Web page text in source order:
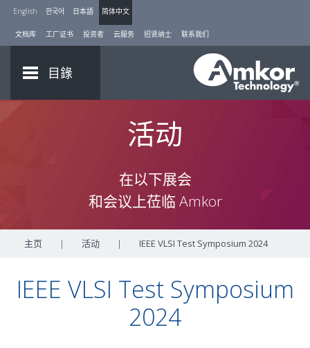
English 한국어 日本語 简体中文
文档库 工厂证书 投资者 云服务 招贤纳士 联系我们
目錄
活动
在以下展会
和会议上莅临 Amkor
主页 | 活动 | IEEE VLSI Test Symposium 2024
IEEE VLSI Test Symposium
2024